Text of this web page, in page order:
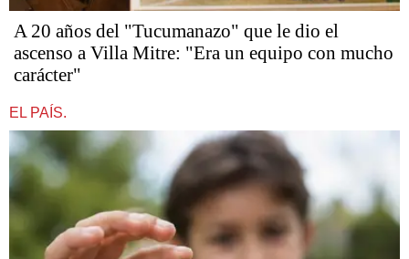
A 20 años del "Tucumanazo" que le dio el
ascenso a Villa Mitre: "Era un equipo con mucho
carácter"
EL PAÍS.